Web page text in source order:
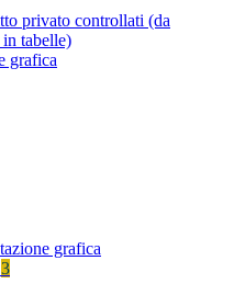
privato controllati (da
tabelle)
grafica
grafica
3